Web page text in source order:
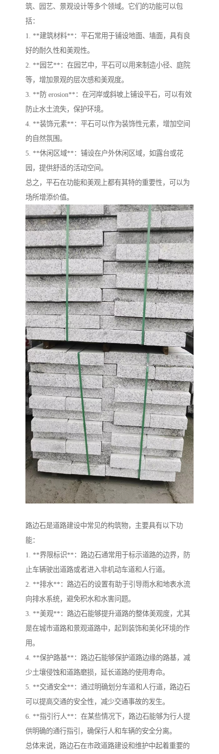
筑、园艺、景观设计等多个领域。它们的功能可以包
括：
1. **建筑材料**：平石常用于铺设地面、墙面，具有良
好的耐久性和美观性。
2. **园艺**：在园艺中，平石可以用来制造小径、庭院
等，增加景观的层次感和美观度。
3. **防 erosion**：在河岸或斜坡上铺设平石，可以有效
防止水土流失，保护环境。
4. **装饰元素**：平石可以作为装饰性元素，增加空间
的自然氛围。
5. **休闲区域**：铺设在户外休闲区域，如露台或花
园，提供舒适的活动空间。
总之，平石在功能和美观上都有其特的重要性，可以为
场所增添价值。
路边石是道路建设中常见的构筑物，主要具有以下功
能：
1. **界限标识**：路边石通常用于标示道路的边界，防
止车辆驶出道路或者进入非机动车道和人行道。
2. **排水**：路边石的设置有助于引导雨水和地表水流
向排水系统，避免积水和水害问题。
3. **美观**：路边石能够提升道路的整体美观度，尤其
是在城市道路和景观道路中，起到装饰和美化环境的作
用。
4. **保护路基**：路边石能够保护道路边缘的路基，减
少土壤侵蚀和道路磨损，延长道路的使用寿命。
5. **交通安全**：通过明确划分车道和人行道，路边石
可以提高交通的安全性，减少交通事故的发生。
6. **指引行人**：在某些情况下，路边石能够为行人提
供明确的通行指引，确保行人和车辆的安全分离。
总体来说，路边石在市政道路建设和维护中起着重要的